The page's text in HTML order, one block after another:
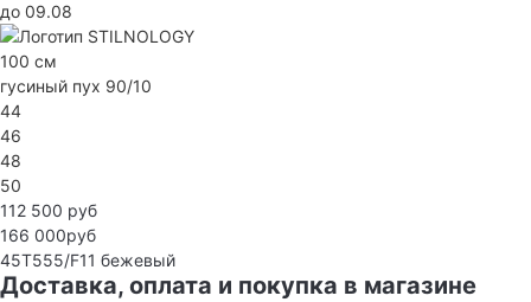
до 09.08
100 см
гусиный пух 90/10
44
46
48
50
112 500 руб
166 000руб
45T555/F11 бежевый
Доставка, оплата и покупка в магазине